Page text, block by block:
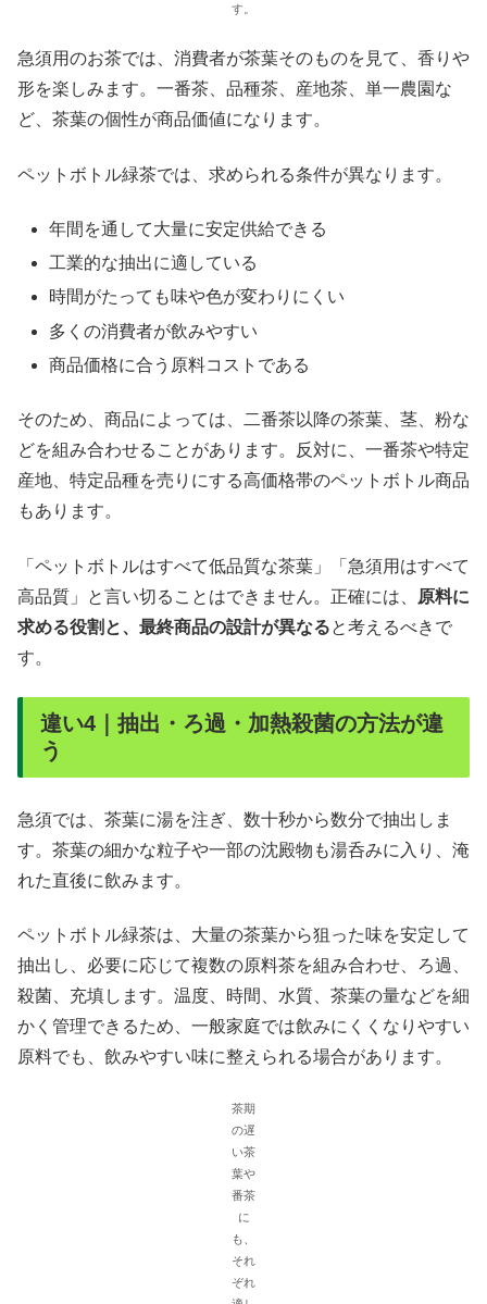
す。
急須用のお茶では、消費者が茶葉そのものを見て、香りや
形を楽しみます。一番茶、品種茶、産地茶、単一農園な
ど、茶葉の個性が商品価値になります。
ペットボトル緑茶では、求められる条件が異なります。
年間を通して大量に安定供給できる
工業的な抽出に適している
時間がたっても味や色が変わりにくい
多くの消費者が飲みやすい
商品価格に合う原料コストである
そのため、商品によっては、二番茶以降の茶葉、茎、粉な
どを組み合わせることがあります。反対に、一番茶や特定
産地、特定品種を売りにする高価格帯のペットボトル商品
もあります。
「ペットボトルはすべて低品質な茶葉」「急須用はすべて
高品質」と言い切ることはできません。正確には、
原料に
求める役割と、最終商品の設計が異なると考えるべきで
す。
違い4｜抽出・ろ過・加熱殺菌の方法が違
う
急須では、茶葉に湯を注ぎ、数十秒から数分で抽出しま
す。茶葉の細かな粒子や一部の沈殿物も湯呑みに入り、淹
れた直後に飲みます。
ペットボトル緑茶は、大量の茶葉から狙った味を安定して
抽出し、必要に応じて複数の原料茶を組み合わせ、ろ過、
殺菌、充填します。温度、時間、水質、茶葉の量などを細
かく管理できるため、一般家庭では飲みにくくなりやすい
原料でも、飲みやすい味に整えられる場合があります。
茶期
の遅
い茶
葉や
番茶
に
も、
それ
ぞれ